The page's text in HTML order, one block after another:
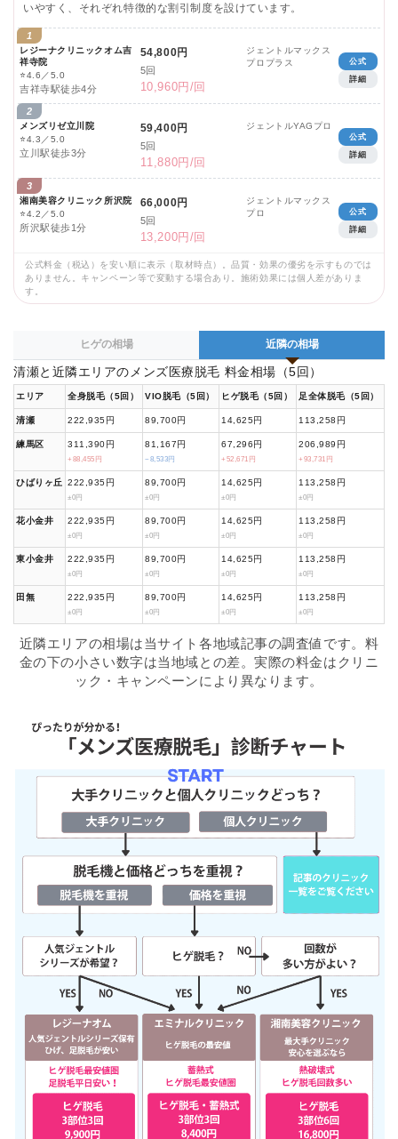
いやすく、それぞれ特徴的な割引制度を設けています。
1
レジーナクリニックオム吉
祥寺院
⭐4.6／5.0
吉祥寺駅徒歩4分
54,800円
5回
10,960円/回
ジェントルマックス
プロプラス
公式
詳細
2
メンズリゼ立川院
⭐4.3／5.0
立川駅徒歩3分
59,400円
5回
11,880円/回
ジェントルYAGプロ
公式
詳細
3
湘南美容クリニック所沢院
⭐4.2／5.0
所沢駅徒歩1分
66,000円
5回
13,200円/回
ジェントルマックス
プロ
公式
詳細
公式料金（税込）を安い順に表示（取材時点）。品質・効果の優劣を示すものでは
ありません。キャンペーン等で変動する場合あり。施術効果には個人差がありま
す。
ヒゲの相場 近隣の相場
清瀬と近隣エリアのメンズ医療脱毛 料金相場（5回）
エリア 全身脱毛（5回） VIO脱毛（5回） ヒゲ脱毛（5回） 足全体脱毛（5回）
清瀬 222,935円 89,700円 14,625円 113,258円
練馬区 311,390円
+88,455円
81,167円
−8,533円
67,296円
+52,671円
206,989円
+93,731円
ひばりヶ丘 222,935円
±0円
89,700円
±0円
14,625円
±0円
113,258円
±0円
花小金井 222,935円
±0円
89,700円
±0円
14,625円
±0円
113,258円
±0円
東小金井 222,935円
±0円
89,700円
±0円
14,625円
±0円
113,258円
±0円
田無 222,935円
±0円
89,700円
±0円
14,625円
±0円
113,258円
±0円
近隣エリアの相場は当サイト各地域記事の調査値です。料
金の下の小さい数字は当地域との差。実際の料金はクリニ
ック・キャンペーンにより異なります。